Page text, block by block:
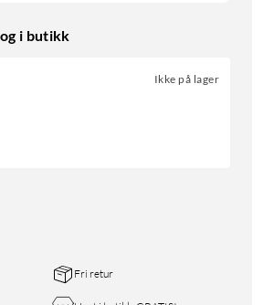
i butikk
Ikke på lager
Fri retur